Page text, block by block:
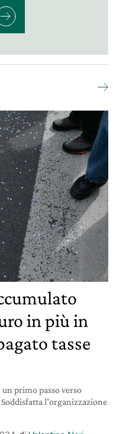
in più in
tasse
primo passo verso
l’organizzazione